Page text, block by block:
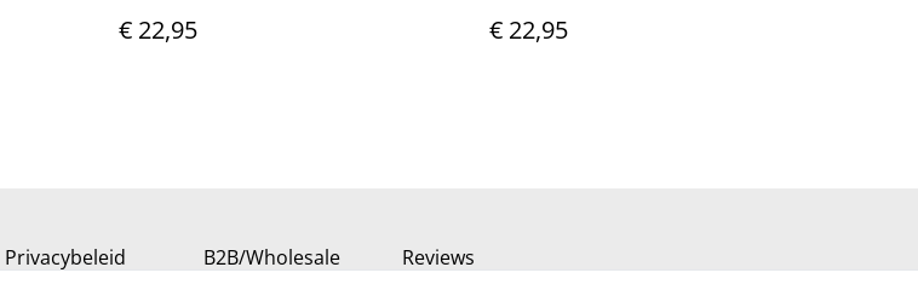
€ 22,95
€ 22,95
Privacybeleid B2B/Wholesale Reviews